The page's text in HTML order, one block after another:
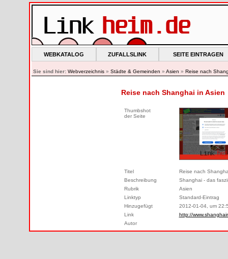
WEBKATALOG ZUFALLSLINK SEITE EINTRAGEN
Sie sind hier: Webverzeichnis» Städte & Gemeinden » Asien » Reise nach
Reise nach Shanghai in Asien
Thumbshot
der Seite
Titel
Reise nach
Beschreibung
Shanghai - das
Rubrik
Asien
Linktyp
Standard-Eintrag
Hinzugefügt
2012-01-04, um
Link
http://
Autor